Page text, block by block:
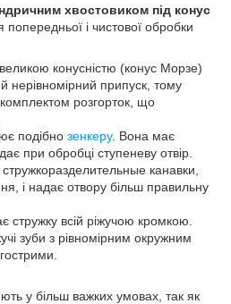
хвостовиком під конус
і чистової обробки
конусністю (конус Морзе)
нерівномірний припуск, тому
розгорток, що
подібно зенкеру. Вона має
при обробці ступеневу отвір.
канавки,
і надає отвору більш правильну
стружку всій ріжучою кромкою.
зуби з рівномірним окружним
у більш важких умовах, так як